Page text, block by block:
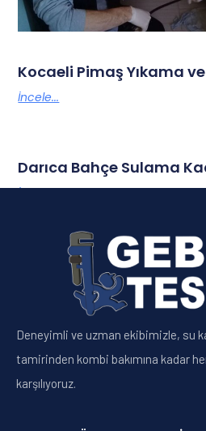
Kocaeli Pimaş Yıkama
İncele...
Darıca Bahçe Sulama
İncele...
Deneyimli ve uzman ekibimizle, su
tamirinden kombi bakımına kadar
karşılıyoruz.